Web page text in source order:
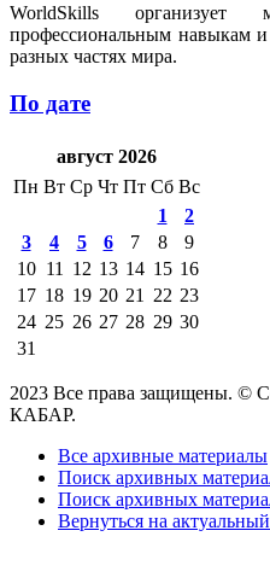
WorldSkills
профессиональным навыкам
разных частях мира.
По дате
август 2026
Пн Вт Ср Чт Пт Сб Вс
1
2
3
4 5 6 7 8
9
10 11 12 13 14 15 16
17 18 19 20 21 22 23
24 25 26 27 28 29 30
31
2023 Все права защищены. ©
КАБАР.
Все архивные материалы
Поиск архивных
Поиск архивных
Вернуться на